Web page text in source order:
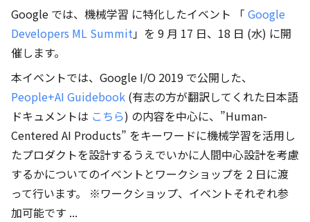
Google では、機械学習 に特化したイベント 「 Google
Developers ML Summit」を 9 月 17 日、18 日 (水) に開
催します。
本イベントでは、Google I/O 2019 で公開した、
People+AI Guidebook (有志の方が翻訳してくれた日本語
ドキュメントは こちら) の内容を中心に、”Human-
Centered AI Products” をキーワードに機械学習を活用し
たプロダクトを設計するうえでいかに人間中心設計を考慮
するかについてのイベントとワークショップを 2 日に渡
って行います。 ※ワークショップ、イベントそれぞれ参
加可能です ...